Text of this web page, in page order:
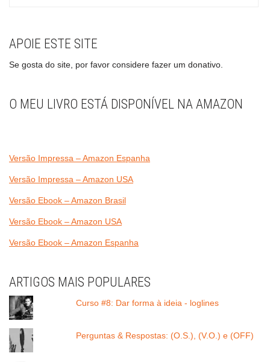
APOIE ESTE SITE
Se gosta do site, por favor considere fazer um donativo.
O MEU LIVRO ESTÁ DISPONÍVEL NA AMAZON
Versão Impressa – Amazon Espanha
Versão Impressa – Amazon USA
Versão Ebook – Amazon Brasil
Versão Ebook – Amazon USA
Versão Ebook – Amazon Espanha
ARTIGOS MAIS POPULARES
Curso #8: Dar forma à ideia - loglines
Perguntas & Respostas: (O.S.), (V.O.) e (OFF)